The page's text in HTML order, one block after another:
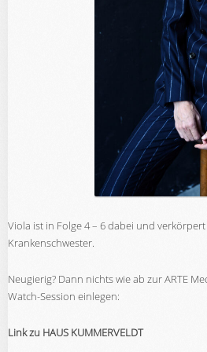
Viola ist in Folge 4 – 6 dabei und
Krankenschwester.
Neugierig? Dann nichts wie ab zur ARTE
Watch-Session einlegen:
Link zu HAUS KUMMERVELDT